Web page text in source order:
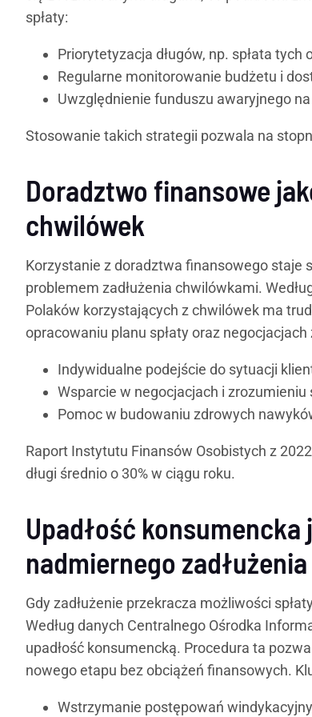
spłaty:
Priorytetyzacja długów, np. spłata
Regularne monitorowanie budżetu i
Uwzględnienie funduszu awaryjnego
Stosowanie takich strategii pozwala na
Doradztwo finansowe
chwilówek
Korzystanie z doradztwa finansowego staje
problemem zadłużenia chwilówkami.
Polaków korzystających z chwilówek ma
opracowaniu planu spłaty oraz
Indywidualne podejście do sytuacji
Wsparcie w negocjacjach i
Pomoc w budowaniu zdrowych
Raport Instytutu Finansów Osobistych z
długi średnio o 30% w ciągu roku.
Upadłość
nadmiernego zadłużenia
Gdy zadłużenie przekracza możliwości
Według danych Centralnego Ośrodka
upadłość konsumencką. Procedura ta
nowego etapu bez obciążeń finansowych.
Wstrzymanie postępowań